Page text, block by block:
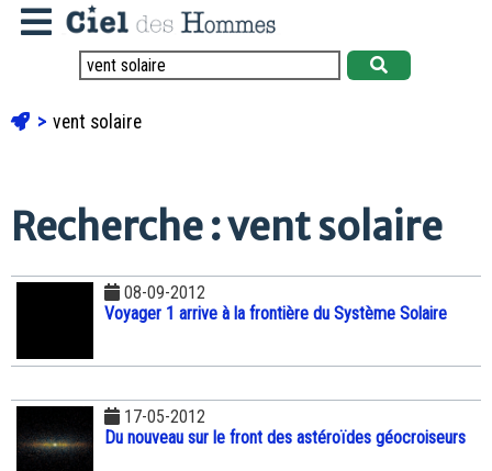
vent solaire
Recherche : vent solaire
08-09-2012
Voyager 1 arrive à la frontière du Système Solaire
17-05-2012
Du nouveau sur le front des astéroïdes géocroiseurs